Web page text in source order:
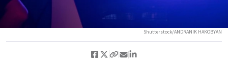
Shutterstock/ANDRANIK HAKOBYAN